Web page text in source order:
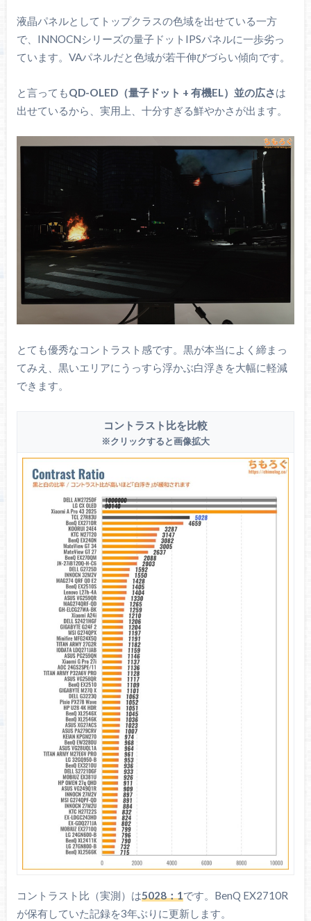
規格 CIE1931
CIE1976
sRGB
もっとも一般的な色域
DCI P3 94.8% 97.2%
クリエイター向けの色域
90.6% 93.7%
Rec.2020
4K HDR向けの色域
液晶パネルとしてトップクラスの色域を出せている一方
で、INNOCNシリーズの量子ドットIPSパネルに一歩劣っ
ています。VAパネルだと色域が若干伸びづらい傾向です。
と言ってもQD-OLED（量子ドット + 有機EL）並の広さは
出せているから、実用上、十分すぎる鮮やかさが出ます。
とても優秀なコントラスト感です。黒が本当によく締まっ
てみえ、黒いエリアにうっすら浮かぶ白浮きを大幅に軽減
できます。
コントラスト比を比較
※クリックすると画像拡大
コントラスト比（実測）は5028：1です。BenQ EX2710R
が保有していた記録を3年ぶりに更新します。